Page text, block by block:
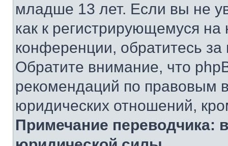
младше 13 лет. Если вы не
как к регистрирующемуся
конференции, обратитесь
Обратите внимание, что
рекомендаций по правовым
юридических отношений,
Примечание переводчика: